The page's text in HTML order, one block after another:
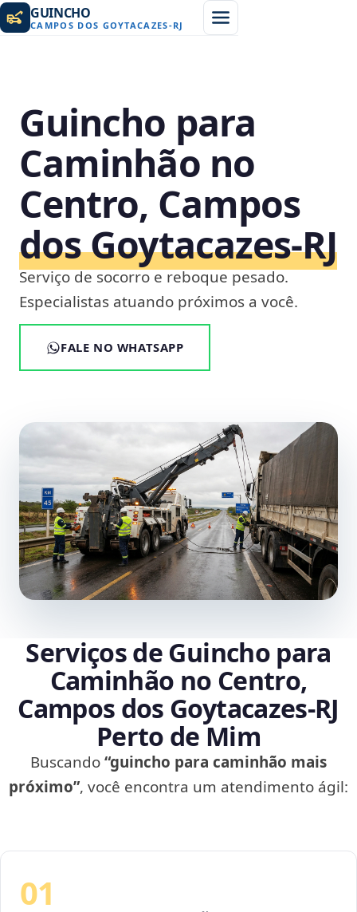
GUINCHO
CAMPOS DOS GOYTACAZES-RJ
Guincho para
Caminhão no
Centro, Campos
dos Goytacazes‑RJ
Serviço de socorro e reboque pesado.
Especialistas atuando próximos a você.
FALE NO WHATSAPP
Serviços de Guincho para
Caminhão no Centro,
Campos dos Goytacazes‑RJ
Perto de Mim
Buscando“guincho para caminhão mais
próximo”, você encontra um atendimento ágil:
01